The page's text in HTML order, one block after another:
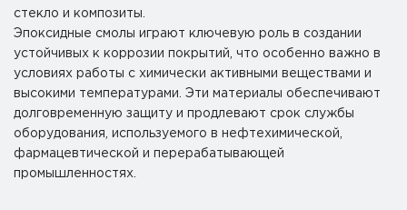
стекло и композиты.
Эпоксидные смолы играют ключевую роль в создании
устойчивых к коррозии покрытий, что особенно важно в
условиях работы с химически активными веществами и
высокими температурами. Эти материалы обеспечивают
долговременную защиту и продлевают срок службы
оборудования, используемого в нефтехимической,
фармацевтической и перерабатывающей
промышленностях.